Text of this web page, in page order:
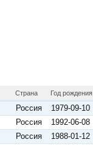
Страна Год рождения
Россия 1979-09-10
Россия 1992-06-08
Россия 1988-01-12